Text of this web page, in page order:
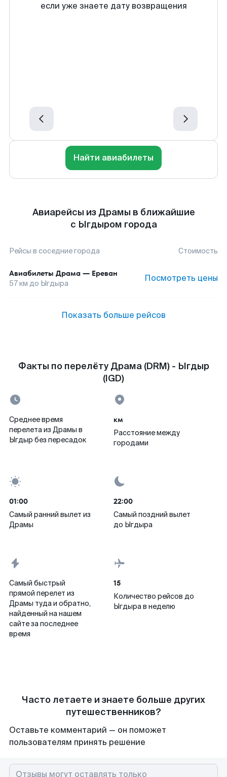
если уже знаете дату возвращения
Найти авиабилеты
Авиарейсы из Драмы в ближайшие
с Ыгдыром города
Рейсы в соседние города Стоимость
Авиабилеты Драма — Ереван
57км до Ыгдыра Посмотреть цены
Показать больше рейсов
Факты по перелёту Драма (DRM) - Ыгдыр
(IGD)
Среднее время
перелета из Драмы в
Ыгдыр без пересадок
км
Расстояние между
городами
01:00
Самый ранний вылет из
Драмы
22:00
Самый поздний вылет
до Ыгдыра
Самый быстрый
прямой перелет из
Драмы туда и обратно,
найденный на нашем
сайте за последнее
время
15
Количество рейсов до
Ыгдыра в неделю
Часто летаете и знаете больше других
путешественников?
Оставьте комментарий — он поможет
пользователям принять решение